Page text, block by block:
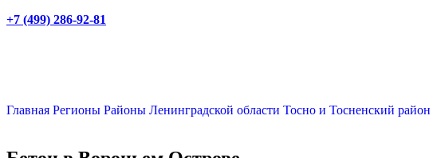
+7 (499) 286-92-81
Главная Регионы Районы Ленинградской области Тосно и Тосненский район